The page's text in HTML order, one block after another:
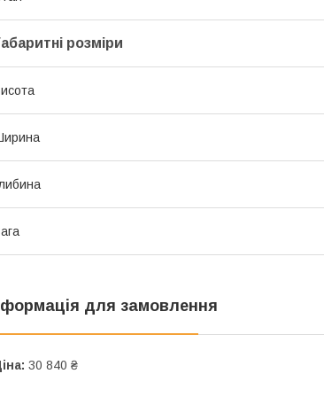
розміри
для замовлення
30 840 ₴